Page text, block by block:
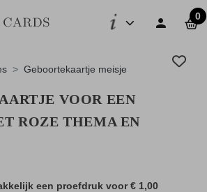
0
Geboortekaartje meisje
VOOR EEN
ROZE THEMA EN
een proefdruk voor€ 1,00